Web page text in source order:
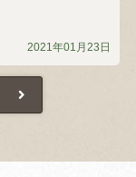
2021年01月23日